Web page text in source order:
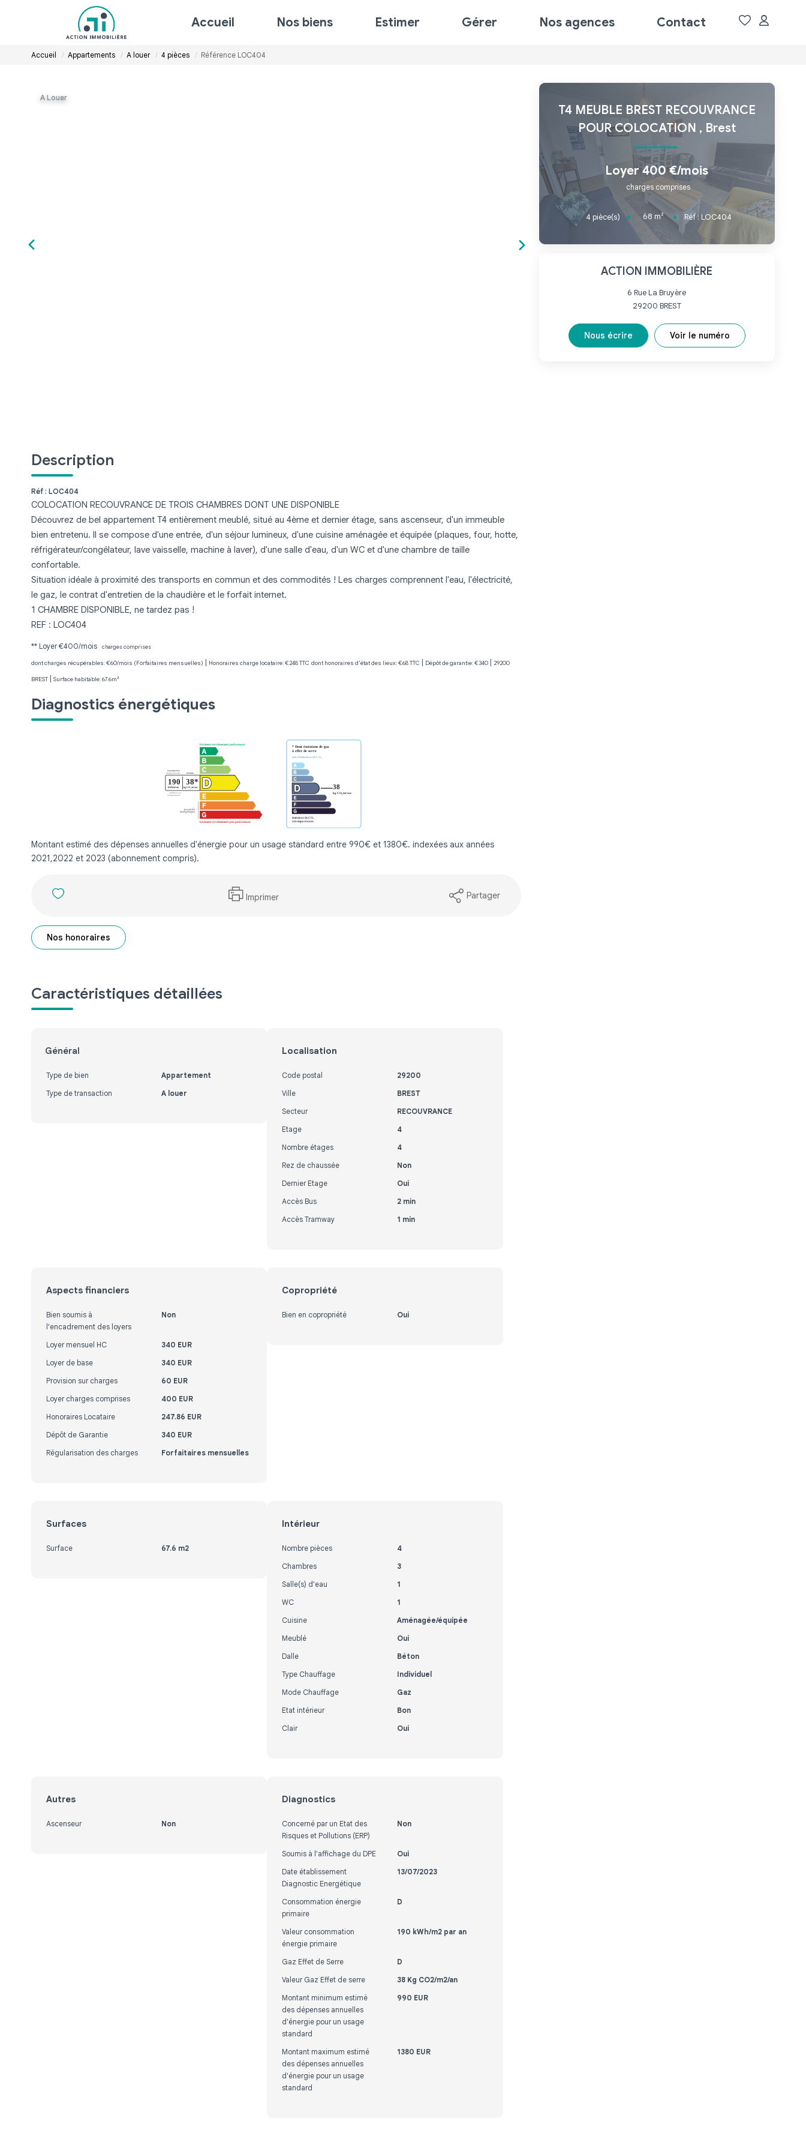
Accueil Nos biens Estimer Gérer Nos agences Contact
Accueil Appartements A louer 4 pièces Référence LOC404
A Louer
Description
Réf : LOC404
COLOCATION RECOUVRANCE DE TROIS CHAMBRES DONT UNE DISPONIBLE
Découvrez de bel appartement T4 entièrement meublé, situé au 4ème et dernier étage, sans ascenseur, d'un immeuble
bien entretenu. Il se compose d'une entrée, d'un séjour lumineux, d'une cuisine aménagée et équipée (plaques, four, hotte,
réfrigérateur/congélateur, lave vaisselle, machine à laver), d'une salle d'eau, d'un WC et d'une chambre de taille
confortable.
Situation idéale à proximité des transports en commun et des commodités ! Les charges comprennent l'eau, l'électricité,
le gaz, le contrat d'entretien de la chaudière et le forfait internet.
1 CHAMBRE DISPONIBLE, ne tardez pas !
REF : LOC404
** Loyer €400/mois charges comprises
dont charges récupérables: €60/mois (Forfaitaires mensuelles) Honoraires charge locataire: €248 TTC dont honoraires d'état des lieux: €68 TTC Dépôt de garantie: €340 29200
BREST Surface habitable: 67.6m²
Diagnostics énergétiques
Montant estimé des dépenses annuelles d'énergie pour un usage standard entre 990€ et 1380€. indexées aux années
2021,2022 et 2023 (abonnement compris).
Imprimer Partager
Nos honoraires
Caractéristiques détaillées
Général
Type de bien
Appartement
Type de transaction
A louer
Localisation
Code postal
29200
Ville
BREST
Secteur
RECOUVRANCE
Etage
4
Nombre étages
4
Rez de chaussée
Non
Dernier Etage
Oui
Accès Bus
2 min
Accès Tramway
1 min
Aspects financiers
Bien soumis à
l'encadrement des loyers
Non
Loyer mensuel HC
340 EUR
Loyer de base
340 EUR
Provision sur charges
60 EUR
Loyer charges comprises
400 EUR
Honoraires Locataire
247.86 EUR
Dépôt de Garantie
340 EUR
Régularisation des charges
Forfaitaires mensuelles
Copropriété
Bien en copropriété Oui
Surfaces
Surface 67.6 m2
Intérieur
Nombre pièces
4
Chambres
3
Salle(s) d'eau
1
WC
1
Cuisine
Aménagée/équipée
Meublé
Oui
Dalle
Béton
Type Chauffage
Individuel
Mode Chauffage
Gaz
Etat intérieur
Bon
Clair
Oui
Autres
Ascenseur Non
Diagnostics
Concerné par un Etat des
Risques et Pollutions (ERP)
Non
Soumis à l'affichage du DPE
Oui
Date établissement
Diagnostic Energétique
13/07/2023
Consommation énergie
primaire
D
Valeur consommation
énergie primaire
190 kWh/m2 par an
Gaz Effet de Serre
D
Valeur Gaz Effet de serre
38 Kg CO2/m2/an
Montant minimum estimé
des dépenses annuelles
d'énergie pour un usage
standard
990 EUR
Montant maximum estimé
des dépenses annuelles
d'énergie pour un usage
standard
1380 EUR
T4 MEUBLE BREST RECOUVRANCE
POUR COLOCATION , Brest
Loyer 400 €/mois
charges comprises
4 pièce(s) 68 m² Réf : LOC404
ACTION IMMOBILIÈRE
6 Rue La Bruyère
29200 BREST
Nous écrire Voir le numéro